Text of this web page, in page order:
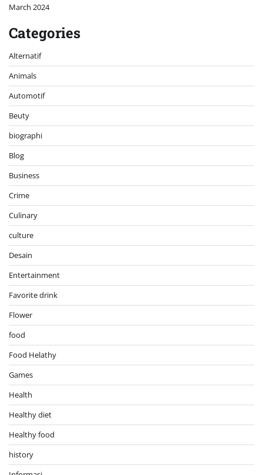
March 2024
Categories
Alternatif
Animals
Automotif
Beuty
biographi
Blog
Business
Crime
Culinary
culture
Desain
Entertainment
Favorite drink
Flower
food
Food Helathy
Games
Health
Healthy diet
Healthy food
history